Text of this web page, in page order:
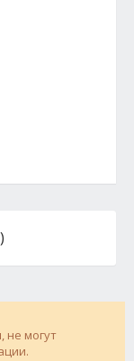
, не могут